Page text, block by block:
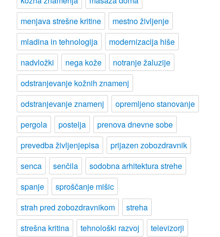
menjava strešne kritine
mestno življenje
mladina in tehnologija
modernizacija hiše
nadvložki
nega kože
notranje žaluzije
odstranjevanje kožnih znamenj
odstranjevanje znamenj
opremljeno stanovanje
pergola
postelja
prenova dnevne sobe
prevedba življenjepisa
prijazen zobozdravnik
senca
senčila
sodobna arhitektura strehe
spanje
sproščanje mišic
strah pred zobozdravnikom
streha
strešna kritina
tehnološki razvoj televizorji